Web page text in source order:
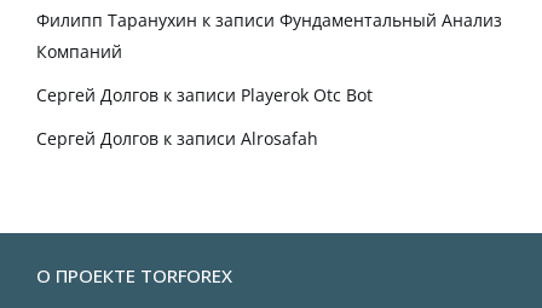
Филипп Таранухин к записи Фундаментальный Анализ
Компаний
Сергей Долгов к записи Playerok Otc Bot
Сергей Долгов к записи Alrosafah
О ПРОЕКТЕ TORFOREX